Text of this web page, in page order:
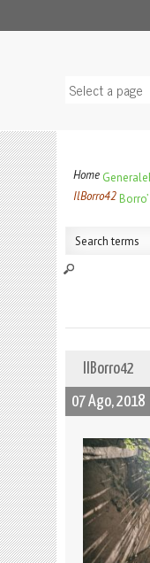
Home Generale
IlBorro42
IlBorro42
07 Ago, 2018